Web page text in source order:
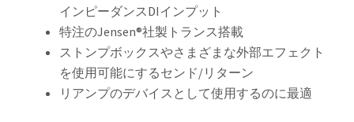
インピーダンスDIインプット
特注のJensen®社製トランス搭載
ストンプボックスやさまざまな外部エフェクト
を使用可能にするセンド/リターン
リアンプのデバイスとして使用するのに最適